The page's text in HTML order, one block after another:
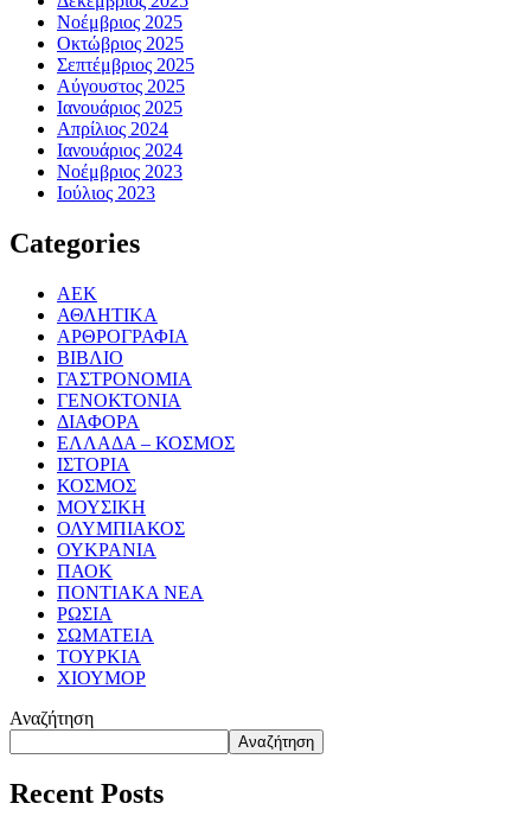
Νοέμβριος 2025
Οκτώβριος 2025
Σεπτέμβριος 2025
Αύγουστος 2025
Ιανουάριος 2025
Απρίλιος 2024
Ιανουάριος 2024
Νοέμβριος 2023
Ιούλιος 2023
Categories
ΑΕΚ
ΑΘΛΗΤΙΚΑ
ΑΡΘΡΟΓΡΑΦΙΑ
ΒΙΒΛΙΟ
ΓΑΣΤΡΟΝΟΜΙΑ
ΓΕΝΟΚΤΟΝΙΑ
ΔΙΑΦΟΡΑ
ΕΛΛΑΔΑ – ΚΟΣΜΟΣ
ΙΣΤΟΡΙΑ
ΚΟΣΜΟΣ
ΜΟΥΣΙΚΗ
ΟΛΥΜΠΙΑΚΟΣ
ΟΥΚΡΑΝΙΑ
ΠΑΟΚ
ΠΟΝΤΙΑΚΑ ΝΕΑ
ΡΩΣΙΑ
ΣΩΜΑΤΕΙΑ
ΤΟΥΡΚΙΑ
ΧΙΟΥΜΟΡ
Αναζήτηση
Αναζήτηση
Recent Posts